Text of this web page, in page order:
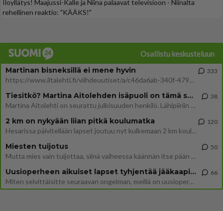
Iloyllätys! Maajussi-Kalle ja Niina palaavat televisioon - Niinalta
rehellinen reaktio: "KÄÄKS!"
Osallistu keskusteluun
Martinan bisneksillä ei mene hyvin
https://www.iltalehti.fi/viihdeuutiset/a/c46da6ab-340f-4790-aaa7-0865eed2336 Yrityksen konkurssihakemus on tullut kärä
333
Tiesitkö? Martina Aitolehden isäpuoli on tämä suosittu laulaja
Martina Aitolehti on seurattu julkisuuden henkilö. Lähipiiriin mahtuu muitakin tunnettuja henkilöitä. Tiesitkö, että Ma
38
2 km on nykyään liian pitkä koulumatka
Hesarissa päivitellään lapset joutuu nyt kulkemaan 2 km kouluun jösses. Ruostefillarilla tuo matka menee vaikka miten äk
120
Miesten tuijotus
Mutta mies vain tuijottaa, siinä vaiheessa käännän itse pään pois. Mikä juttu? Yleensä jos joku tuijottaa tai katsoo, hä
50
Uusioperheen aikuiset lapset tyhjentää jääkaapin käydessään
Miten selvittäisitte seuraavan ongelman, meillä on uusioperhe, minulla teini-ikäiset lapset ja puolisolla aikuiset, jotk
66